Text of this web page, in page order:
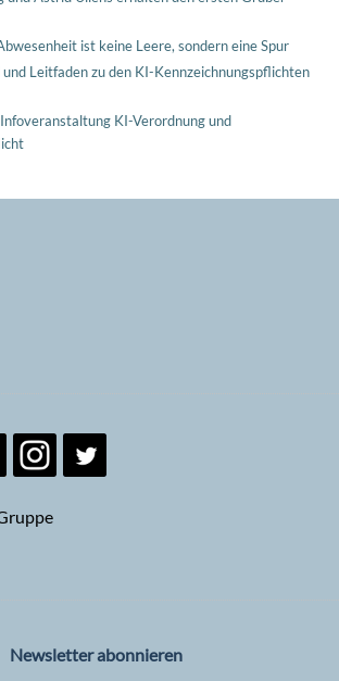
ist keine Leere, sondern eine Spur
und Leitfaden zu den KI-Kennzeichnungspflichten
KI-Verordnung und
Newsletter abonnieren